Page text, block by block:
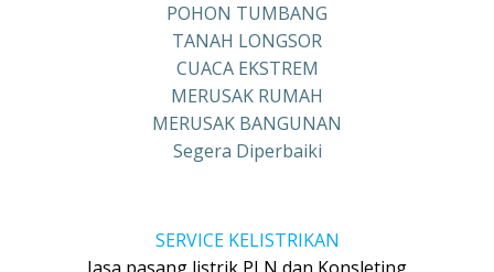
POHON TUMBANG
TANAH LONGSOR
CUACA EKSTREM
MERUSAK RUMAH
MERUSAK BANGUNAN
Segera Diperbaiki
SERVICE KELISTRIKAN